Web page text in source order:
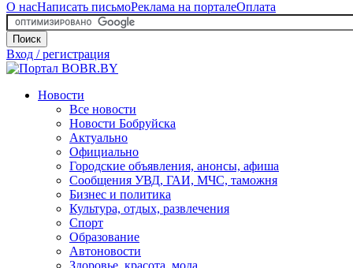
О насНаписать письмоРеклама на порталеОплата
Поиск
Вход / регистрация
Новости
Все новости
Новости Бобруйска
Актуально
Официально
Городские объявления, анонсы, афиша
Сообщения УВД, ГАИ, МЧС, таможня
Бизнес и политика
Культура, отдых, развлечения
Спорт
Образование
Автоновости
Здоровье, красота, мода